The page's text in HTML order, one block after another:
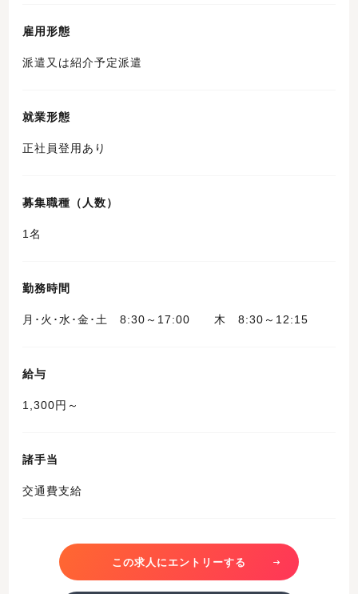
雇用形態
派遣又は紹介予定派遣
就業形態
正社員登用あり
募集職種（人数）
1名
勤務時間
月･火･水･金･土 8:30～17:00 木 8:30～12:15
給与
1,300円～
諸手当
交通費支給
この求人にエントリーする